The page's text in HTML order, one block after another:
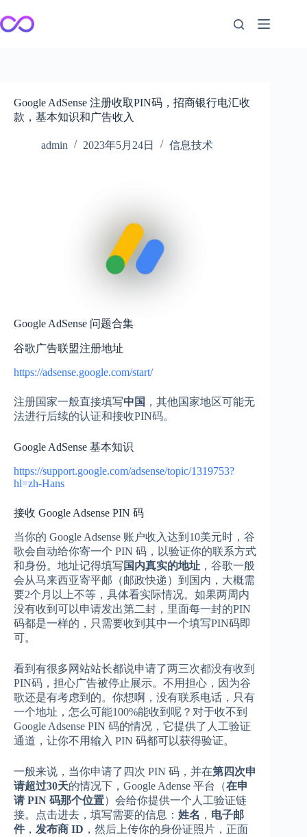
至
内
Google AdSense 注册收取PIN码，招商银行电汇收
款，基本知识和广告收入
admin 2023年5月24日 信息技术
Google AdSense 问题合集
谷歌广告联盟注册地址
https://adsense.google.com/start/
注册国家一般直接填写中国 ，其他国家地区可能无
法进行后续的认证和接收PIN码。
Google AdSense 基本知识
https://support.google.com/adsense/topic/1319753?
hl=zh-Hans
接收 Google Adsense PIN 码
当你的 Google Adsense 账户收入达到10美元时，谷
歌会自动给你寄一个 PIN 码，以验证你的联系方式
和身份。地址记得填写 国内真实的地址 ，谷歌一般
会从马来西亚寄平邮（邮政快递）到国内，大概需
要2个月以上不等，具体看实际情况。如果两周内
没有收到可以申请发出第二封，里面每一封的PIN
码都是一样的，只需要收到其中一个填写PIN码即
可。
看到有很多网站站长都说申请了两三次都没有收到
PIN码，担心广告被停止展示。不用担心，因为谷
歌还是有考虑到的。你想啊，没有联系电话，只有
一个地址，怎么可能100%能收到呢？对于收不到
Google Adsense PIN 码的情况，它提供了人工验证
通道，让你不用输入 PIN 码都可以获得验证。
一般来说，当你申请了四次 PIN 码，并在第四次申
请超过30天的情况下，Google Adense 平台（在申
请 PIN 码那个位置）会给你提供一个人工验证链
接。点击进去，填写需要的信息： 姓名 ， 电子邮
件， 发布商 ID ，然后上传你的身份证照片，正面